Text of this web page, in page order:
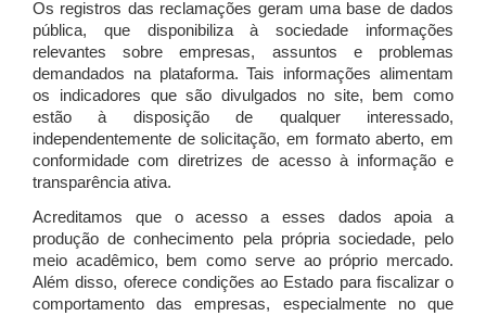
Os registros das reclamações geram uma base de dados
pública, que disponibiliza à sociedade informações
relevantes sobre empresas, assuntos e problemas
demandados na plataforma. Tais informações alimentam
os indicadores que são divulgados no site, bem como
estão à disposição de qualquer interessado,
independentemente de solicitação, em formato aberto, em
conformidade com diretrizes de acesso à informação e
transparência ativa.
Acreditamos que o acesso a esses dados apoia a
produção de conhecimento pela própria sociedade, pelo
meio acadêmico, bem como serve ao próprio mercado.
Além disso, oferece condições ao Estado para fiscalizar o
comportamento das empresas, especialmente no que